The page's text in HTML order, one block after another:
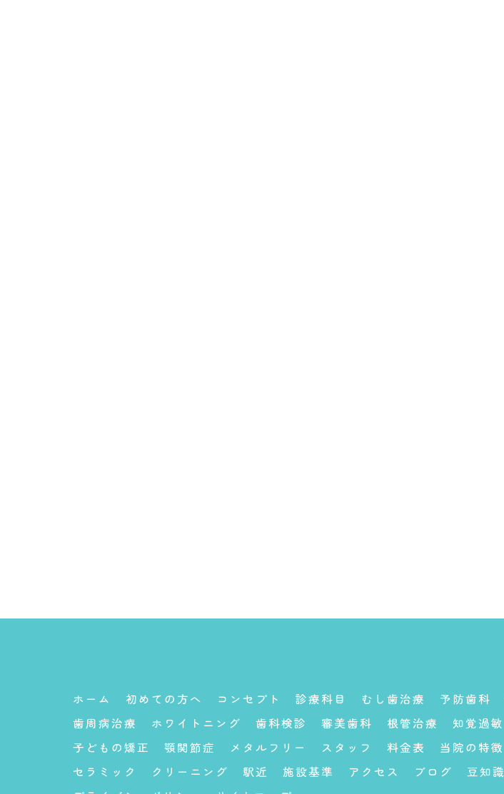
ホーム 初めての方へ コンセプト 診療科目 むし歯治療 予防歯科
歯周病治療
ホワイトニング 歯科検診 審美歯科 根管治療 知覚過敏
子どもの矯正
顎関節症 メタルフリー スタッフ 料金表 当院の特徴
セラミック
クリーニング 駅近 施設基準 アクセス ブログ 豆知識